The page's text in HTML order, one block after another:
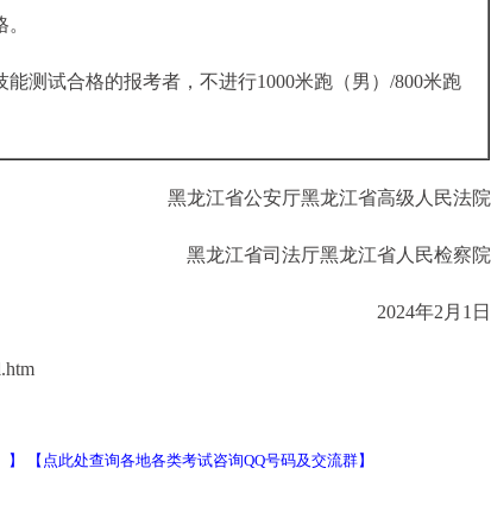
测试合格的报考者，不进行1000米跑（男）/800米跑
黑龙江省公安厅黑龙江省高级人民法院
黑龙江省司法厅黑龙江省人民检察院
2024年2月1日
【点此处查询各地各类考试咨询QQ号码及交流群】